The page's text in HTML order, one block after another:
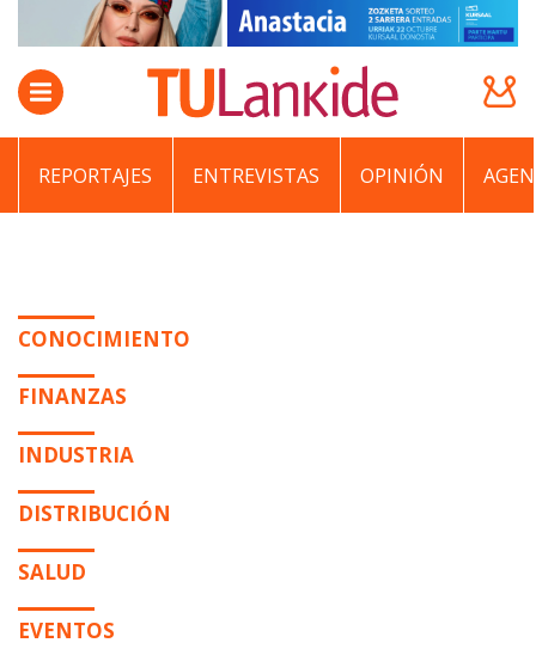
REPORTAJES ENTREVISTAS OPINIÓN
CONOCIMIENTO
FINANZAS
INDUSTRIA
DISTRIBUCIÓN
SALUD
EVENTOS